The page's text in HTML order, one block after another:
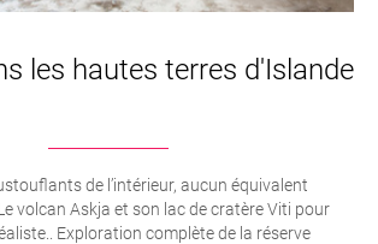
les hautes terres d'Islande
de l’intérieur, aucun équivalent
volcan Askja et son lac de cratère Viti pour
Exploration complète de la réserve